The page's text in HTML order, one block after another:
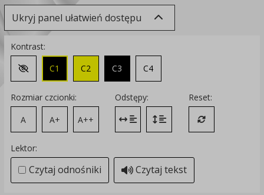
Ukryj panel ułatwień dostępu
Kontrast:
Zmień kontrast na domyślny
C1 C2 C3 C4
Rozmiar czcionki:
A
A+ A++
Odstępy:
Zmień odstęp między literami
Zmień interlinię i margines
Reset:
Przywróć
Lektor:
Czytaj odnośniki Czytaj tekst